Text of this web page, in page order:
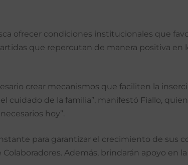
ofrecer condiciones institucionales que
que repercutan de manera positiva en
crear mecanismos que faciliten la
de la familia”, manifestó Fiallo,
hoy”.
para garantizar el crecimiento de sus
Además, brindarán apoyo en